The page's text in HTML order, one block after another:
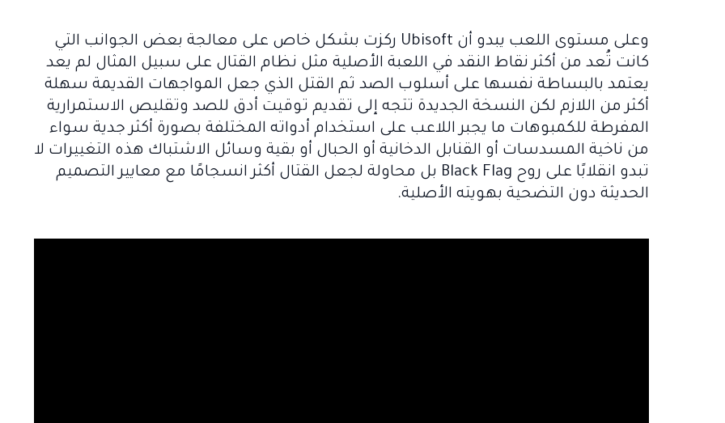
وعلى مستوى اللعب يبدو أن Ubisoft ركزت بشكل خاص على معالجة بعض الجوانب التي
كانت تُعد من أكثر نقاط النقد في اللعبة الأصلية مثل نظام القتال على سبيل المثال لم يعد
يعتمد بالبساطة نفسها على أسلوب الصد ثم القتل الذي جعل المواجهات القديمة سهلة
أكثر من اللازم لكن النسخة الجديدة تتجه إلى تقديم توقيت أدق للصد وتقليص الاستمرارية
المفرطة للكمبوهات ما يجبر اللاعب على استخدام أدواته المختلفة بصورة أكثر جدية سواء
من ناخية المسدسات أو القنابل الدخانية أو الحبال أو بقية وسائل الاشتباك هذه التغييرات لا
تبدو انقلابًا على روح Black Flag بل محاولة لجعل القتال أكثر انسجامًا مع معايير التصميم
الحديثة دون التضحية بهويته الأصلية.